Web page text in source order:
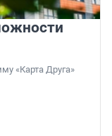
«Карта Друга»